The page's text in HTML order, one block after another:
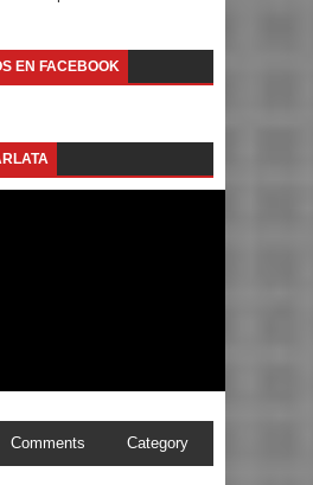
EN FACEBOOK
Comments Category